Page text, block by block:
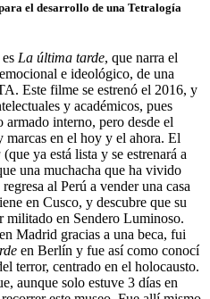
el desarrollo de una Tetralogía
La última tarde, que narra el
e ideológico, de una
Este filme se estrenó el 2016, y
y académicos, pues
interno, pero desde el
marcas en el hoy y el ahora. El
(que ya está lista y se estrenará a
una muchacha que ha vivido
al Perú a vender una casa
en Cusco, y descubre que su
militado en Sendero Luminoso.
Madrid gracias a una beca, fui
en Berlín y fue así como conocí
terror, centrado en el holocausto.
aunque solo estuve 3 días en